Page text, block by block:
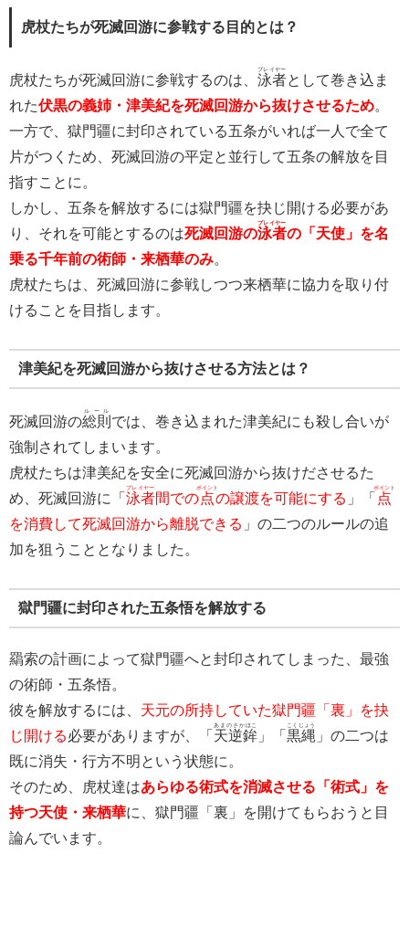
虎杖たちが死滅回游に参戦する目的とは？
虎杖たちが死滅回游に参戦するのは、 泳者
プレイヤー
として巻き込ま
れた伏黒の義姉・津美紀を死滅回游から抜けさせるため。
一方で、獄門疆に封印されている五条がいれば一人で全て
片がつくため、死滅回游の平定と並行して五条の解放を目
指すことに。
しかし、五条を解放するには獄門疆を抉じ開ける必要があ
り、それを可能とするのは死滅回游の泳者
プレイヤー
の「天使」を名
乗る千年前の術師・来栖華のみ。
虎杖たちは、死滅回游に参戦しつつ来栖華に協力を取り付
けることを目指します。
津美紀を死滅回游から抜けさせる方法とは？
死滅回游の総則
ルール
では、巻き込まれた津美紀にも殺し合いが
強制されてしまいます。
虎杖たちは津美紀を安全に死滅回游から抜けださせるた
め、死滅回游に「 泳者
プレイヤー
間での点
ポイント
の譲渡を可能にする 」「 点
ポイント
を消費して死滅回游から離脱できる 」の二つのルールの追
加を狙うこととなりました。
獄門疆に封印された五条悟を解放する
羂索の計画によって獄門疆へと封印されてしまった、最強
の術師・五条悟。
彼を解放するには、 天元の所持していた獄門疆「裏」を抉
じ開ける必要がありますが、「 天逆鉾
あまのさかほこ
」「 黒縄
こくじょう
」の二つは
既に消失・行方不明という状態に。
そのため、虎杖達はあらゆる術式を消滅させる「術式」を
持つ天使・来栖華に、獄門疆「裏」を開けてもらおうと目
論んでいます。